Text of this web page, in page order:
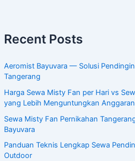
Recent Posts
Aeromist Bayuvara — Solusi
Tangerang
Harga Sewa Misty Fan per Hari vs
yang Lebih Menguntungkan
Sewa Misty Fan Pernikahan
Bayuvara
Panduan Teknis Lengkap Sewa
Outdoor